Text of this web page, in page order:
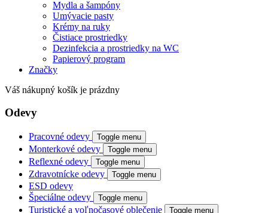
Mydla a šampóny
Umývacie pasty
Krémy na ruky
Čistiace prostriedky
Dezinfekcia a prostriedky na WC
Papierový program
Značky
Váš nákupný košík je prázdny
Odevy
Pracovné odevy Toggle menu
Monterkové odevy Toggle menu
Reflexné odevy Toggle menu
Zdravotnícke odevy Toggle menu
ESD odevy
Špeciálne odevy
Toggle menu
Turistické a voľnočasové oblečenie Toggle menu